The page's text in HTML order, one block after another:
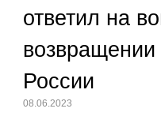
ответил на
России
08.06.2023